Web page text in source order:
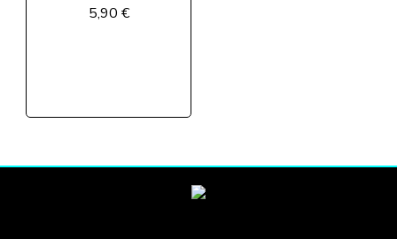
5,90 €
variations.